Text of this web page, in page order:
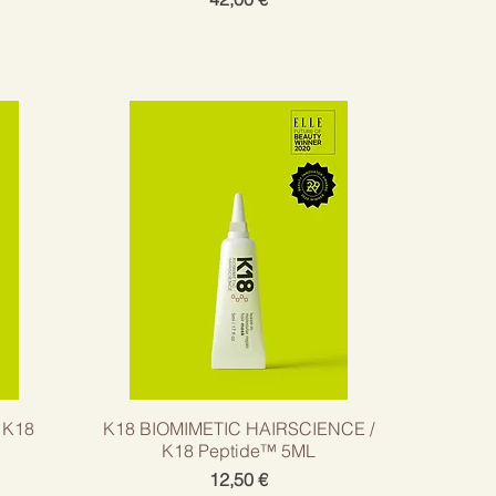
K18 BIOMIMETIC HAIRSCIENCE /
K18 Peptide™ 5ML
Cena
12,50 €